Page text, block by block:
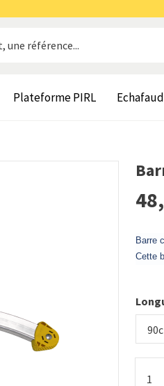
Plateforme PIRL
Barre
Cette